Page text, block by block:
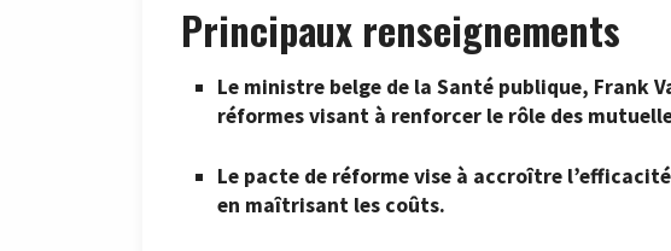
Principaux renseignements
Le ministre belge de la Santé publique, Frank
réformes visant à renforcer le rôle des
Le pacte de réforme vise à accroître
en maîtrisant les coûts.